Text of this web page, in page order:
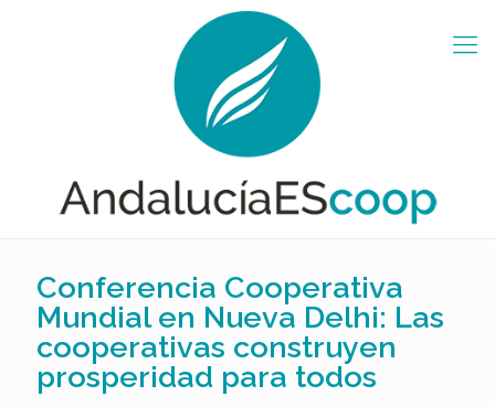
Conferencia Cooperativa
Mundial en Nueva Delhi: Las
cooperativas construyen
prosperidad para todos